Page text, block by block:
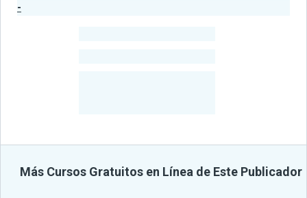
-
Más Cursos Gratuitos en Línea de Este Publicador